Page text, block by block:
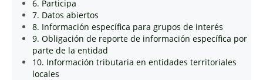
6. Participa
7. Datos abiertos
8. Información específica para grupos de interés
9. Obligación de reporte de información específica por
parte de la entidad
10. Información tributaria en entidades territoriales
locales